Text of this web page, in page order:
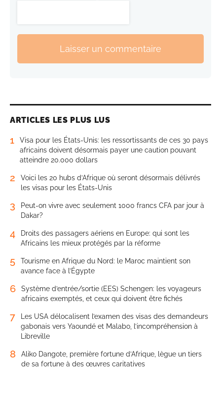
Laisser un commentaire
ARTICLES LES PLUS LUS
1
Visa pour les États-Unis: les ressortissants de ces 30 pays
africains doivent désormais payer une caution pouvant
atteindre 20.000 dollars
2
Voici les 20 hubs d’Afrique où seront désormais délivrés
les visas pour les États-Unis
3
Peut-on vivre avec seulement 1000 francs CFA par jour à
Dakar?
4
Droits des passagers aériens en Europe: qui sont les
Africains les mieux protégés par la réforme
5
Tourisme en Afrique du Nord: le Maroc maintient son
avance face à l’Égypte
6
Système d’entrée/sortie (EES) Schengen: les voyageurs
africains exemptés, et ceux qui doivent être fichés
7
Les USA délocalisent l’examen des visas des demandeurs
gabonais vers Yaoundé et Malabo, l’incompréhension à
Libreville
8
Aliko Dangote, première fortune d’Afrique, lègue un tiers
de sa fortune à des œuvres caritatives